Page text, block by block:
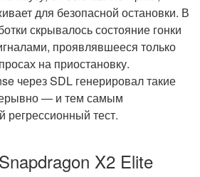
для безопасной остановки. В
скрывалось состояние гонки
проявлявшееся только
на приостановку.
через SDL генерировал такие
— и тем самым
регрессионный тест.
X2 Elite